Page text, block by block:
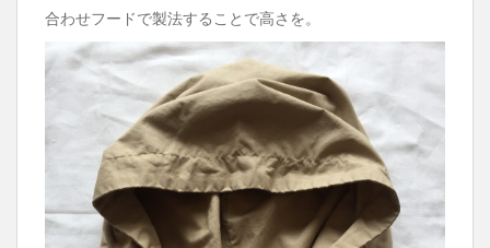
合わせフードで製法することで高さを。